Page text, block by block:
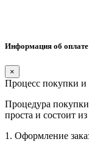
Информация об оплате
×
Процесс покупки и
Процедура
проста и состоит
1. Оформление